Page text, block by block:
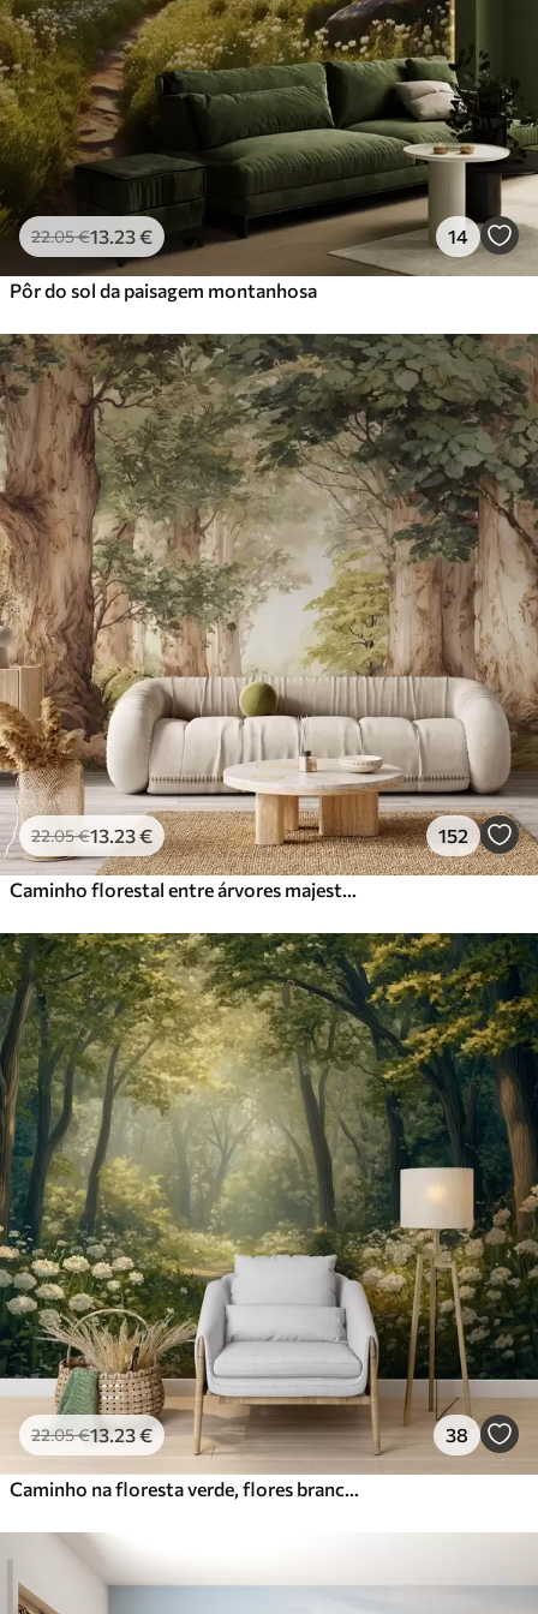
56.6734.00 € /m²
Vinil Premium
65.0039.00€
Peel and Stick
81.6749.00€/m²
22.05€13 .23€ 14
Pôr do sol da paisagem montanhosa
22.05€13 .23€ 152
22.05€13 .23€ 38